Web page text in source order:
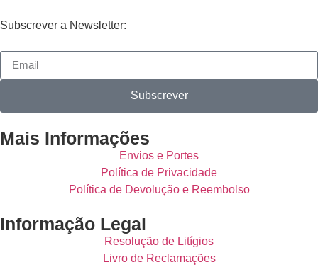
Subscrever a Newsletter:
Subscrever
Mais Informações
Envios e Portes
Política de Privacidade
Política de Devolução e Reembolso
Informação Legal
Resolução de Litígios
Livro de Reclamações